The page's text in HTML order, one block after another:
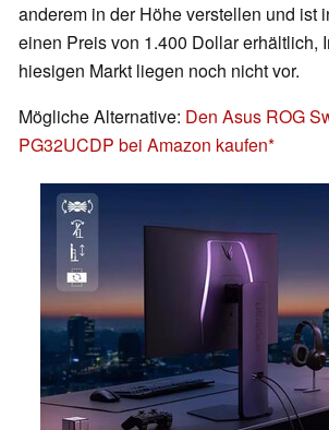
anderem in der Höhe verstellen und ist
einen Preis von 1.400 Dollar erhältlich,
hiesigen Markt liegen noch nicht vor.
Mögliche Alternative: Den Asus ROG
PG32UCDP bei Amazon kaufen